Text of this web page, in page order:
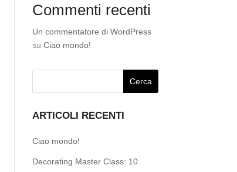
Commenti recenti
Un commentatore di WordPress
su Ciao mondo!
ARTICOLI RECENTI
Ciao mondo!
Decorating Master Class: 10